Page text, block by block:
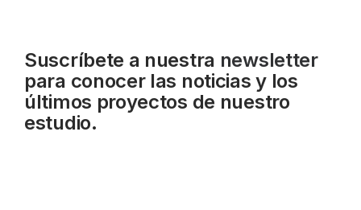
Suscríbete a nuestra newsletter
para conocer las noticias y los
últimos proyectos de nuestro
estudio.